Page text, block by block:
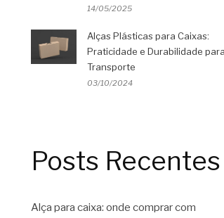
14/05/2025
Alças Plásticas para Caixas:
Praticidade e Durabilidade
Transporte
03/10/2024
Posts Recentes
Alça para caixa: onde comprar com